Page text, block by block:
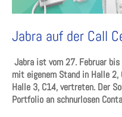
Jabra auf der Call
Jabra ist vom 27. Februar
mit eigenem Stand in Halle
Halle 3, C14, vertreten. Der
Portfolio an schnurlosen